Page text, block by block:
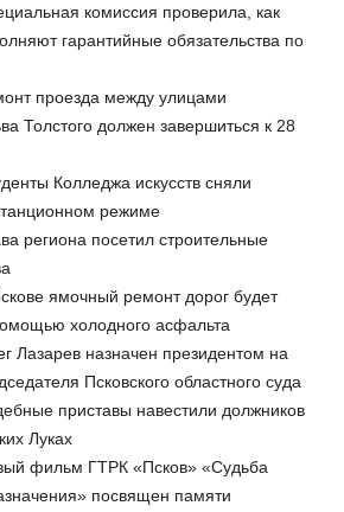
комиссия проверила, как
гарантийные обязательства по
проезда между улицами
Толстого должен завершиться к 28
Колледжа искусств сняли
режиме
региона посетил строительные
ямочный ремонт дорог будет
холодного асфальта
Лазарев назначен президентом на
Псковского областного суда
приставы навестили должников
Луках
фильм ГТРК «Псков» «Судьба
посвящен памяти